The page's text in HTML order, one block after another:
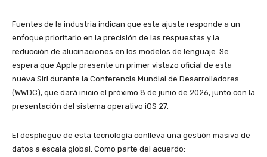
​Fuentes de la industria indican que este ajuste responde a un
enfoque prioritario en la precisión de las respuestas y la
reducción de alucinaciones en los modelos de lenguaje. Se
espera que Apple presente un primer vistazo oficial de esta
nueva Siri durante la Conferencia Mundial de Desarrolladores
(WWDC), que dará inicio el próximo 8 de junio de 2026, junto con la
presentación del sistema operativo iOS 27.
​El despliegue de esta tecnología conlleva una gestión masiva de
datos a escala global. Como parte del acuerdo: